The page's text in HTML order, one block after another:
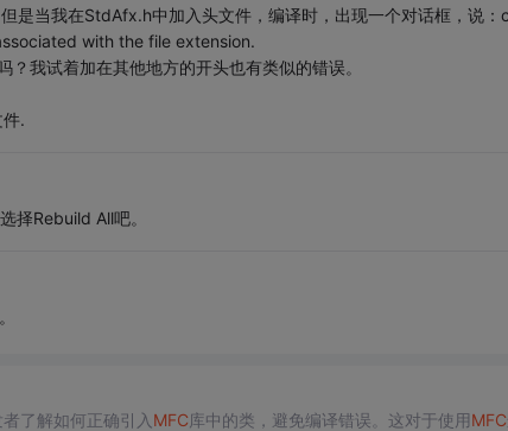
是当我在StdAfx.h中加入头文件，编译时，出现一个对话框，说：
with the file extension.
我试着加在其他地方的开头也有类似的错误。
.
择Rebuild All吧。
了解如何正确引入 MFC库中的类，避免编译错误。这对于使用MFC